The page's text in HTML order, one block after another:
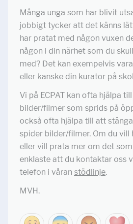
Många unga som har blivit
jobbigt tycker att det känns
har pratat med någon vuxen
någon i din närhet som du
med? Det kan exempelvis
eller kanske din kurator på
Vi på ECPAT kan ofta hjälpa
bilder/filmer som sprids på
också ofta hjälpa till att
spider bilder/filmer. Om du vill
eller vill prata mer om det
enklaste att du kontaktar oss
telefon i våran stödlinje.
MVH.